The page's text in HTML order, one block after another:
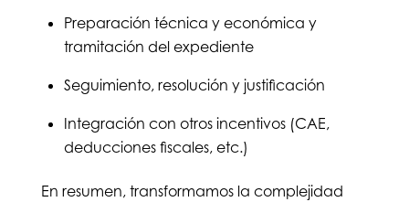
Preparación técnica y económica y
tramitación del expediente
Seguimiento, resolución y justificación
Integración con otros incentivos (CAE,
deducciones fiscales, etc.)
En resumen, transformamos la complejidad